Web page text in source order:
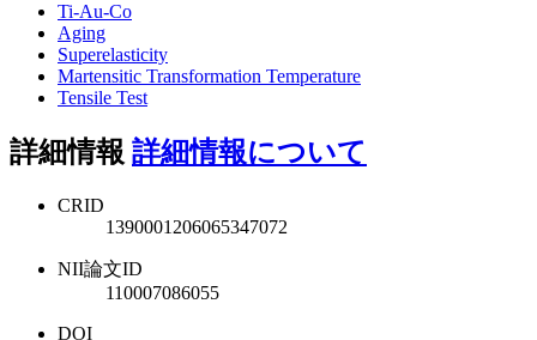
Ti-Au-Co
Aging
Superelasticity
Martensitic Transformation Temperature
Tensile Test
詳細情報 詳細情報について
CRID
1390001206065347072
NII論文ID
110007086055
DOI